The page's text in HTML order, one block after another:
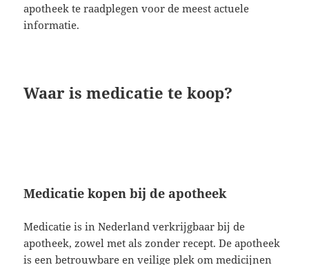
apotheek te raadplegen voor de meest actuele
informatie.
Waar is medicatie te koop?
Medicatie kopen bij de apotheek
Medicatie is in Nederland verkrijgbaar bij de
apotheek, zowel met als zonder recept. De apotheek
is een betrouwbare en veilige plek om medicijnen